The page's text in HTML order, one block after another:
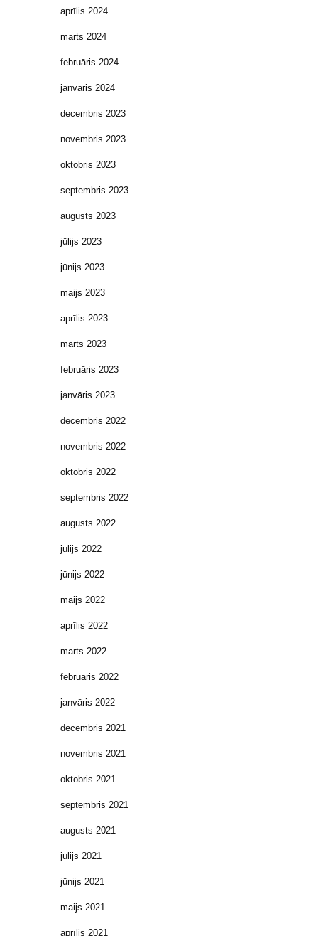
aprīlis 2024
marts 2024
februāris 2024
janvāris 2024
decembris 2023
novembris 2023
oktobris 2023
septembris 2023
augusts 2023
jūlijs 2023
jūnijs 2023
maijs 2023
aprīlis 2023
marts 2023
februāris 2023
janvāris 2023
decembris 2022
novembris 2022
oktobris 2022
septembris 2022
augusts 2022
jūlijs 2022
jūnijs 2022
maijs 2022
aprīlis 2022
marts 2022
februāris 2022
janvāris 2022
decembris 2021
novembris 2021
oktobris 2021
septembris 2021
augusts 2021
jūlijs 2021
jūnijs 2021
maijs 2021
aprīlis 2021